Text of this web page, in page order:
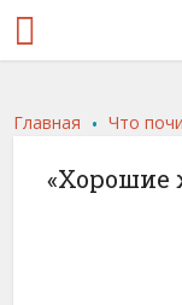
Главная .Что
«Хорошие